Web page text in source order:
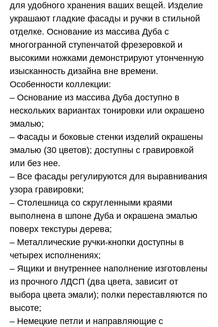
для удобного хранения ваших вещей. Изделие
украшают гладкие фасады и ручки в стильной
отделке. Основание из массива Дуба с
многогранной ступенчатой фрезеровкой и
высокими ножками демонстрируют утонченную
изысканность дизайна вне времени.
Особенности коллекции:
– Основание из массива Дуба доступно в
нескольких вариантах тонировки или окрашено
эмалью;
– Фасады и боковые стенки изделий окрашены
эмалью (30 цветов); доступны с гравировкой
или без нее.
– Все фасады регулируются для выравнивания
узора гравировки;
– Столешница со скругленными краями
выполнена в шпоне Дуба и окрашена эмалью
поверх текстуры дерева;
– Металлические ручки-кнопки доступны в
четырех исполнениях;
– Ящики и внутреннее наполнение изготовлены
из прочного ЛДСП (два цвета, зависит от
выбора цвета эмали); полки переставляются по
высоте;
– Немецкие петли и направляющие с